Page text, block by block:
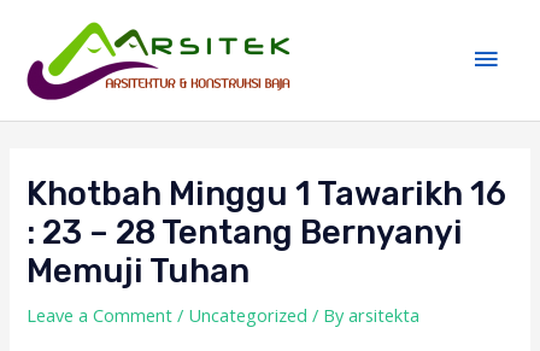
content
Khotbah Minggu 1 Tawarikh 16
: 23 – 28 Tentang Bernyanyi
Memuji Tuhan
Leave a Comment / Uncategorized / Byarsitekta